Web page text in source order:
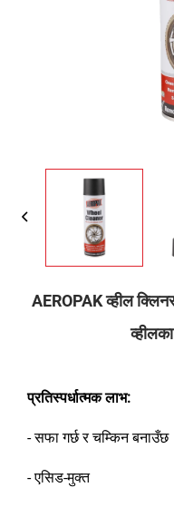
AEROPAK व्हील
प्रतिस्पर्धात्मक लाभ:
- सफा गर्छ र चम्किन बनाउँछ
- एसिड-मुक्त